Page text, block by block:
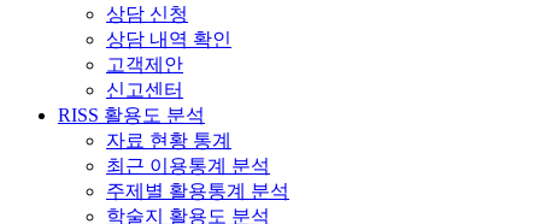
상담 신청
상담 내역 확인
고객제안
신고센터
RISS 활용도 분석
자료 현황 통계
최근 이용통계 분석
주제별 활용통계 분석
학술지 활용도 분석